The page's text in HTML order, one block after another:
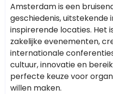
Amsterdam is een
geschiedenis,
inspirerende locaties. Het
zakelijke evenementen,
internationale
cultuur, innovatie en
perfecte keuze voor
willen maken.